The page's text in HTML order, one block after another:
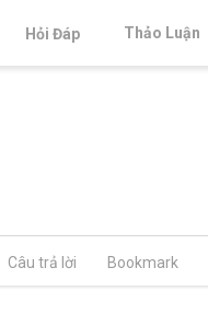
Hỏi Đáp Thảo Luận
Câu trả lời Bookmark